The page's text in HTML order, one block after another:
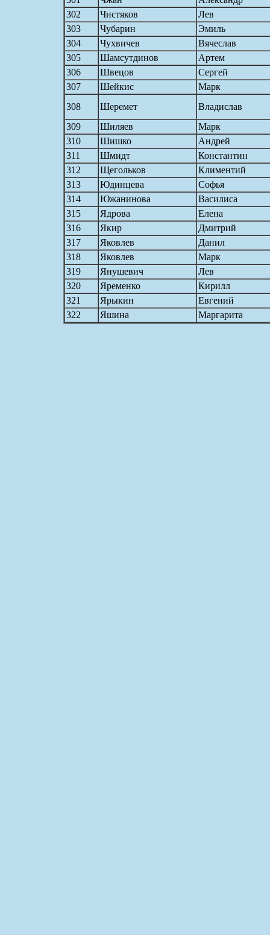
302
Чистяков
Лев
303
Чубарин
Эмиль
304
Чухвичев
Вячеслав
305
Шамсутдинов
Артем
306
Швецов
Сергей
307
Шейкис
Марк
308
Шеремет
Владислав
309
Шиляев
Марк
310
Шишко
Андрей
311
Шмидт
Константин
312
Щегольков
Климентий
313
Юдинцева
Софья
314
Южанинова
Василиса
315
Ядрова
Елена
316
Якир
Дмитрий
317
Яковлев
Данил
318
Яковлев
Марк
319
Янушевич
Лев
320
Яременко
Кирилл
321
Ярыкин
Евгений
322
Яшина Маргарита